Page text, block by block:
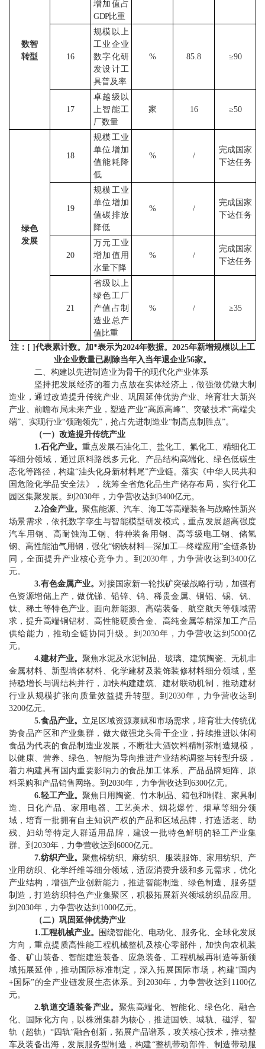
数智
转型
增加值占
GDP比重
16
规模以上
工业企业
数字化研
发设计工
具普及率
% 85.8 ≥90
17
卓越级以
上智能工
厂数量
家 16 ≥50
绿色
发展
18
规模工业
单位增加
值能耗降
低
% /
完成国家
下达任务
19
规模工业
单位增加
值碳排放
降低
% /
完成国家
下达任务
20
万元工业
增加值用
水量下降
% /
完成国家
下达任务
21
省级以上
绿色工厂
产值占制
造业总产
值比重
% / ≥35
注： [ ]代表累计数。加*表示为2024年数据。 2025年新增规模以上工
业企业数量已剔除当年入当年退企业56家。
二、 构建以先进制造业为骨干的现代化产业体系
坚持把发展经济的着力点放在实体经济上，做强做优做大制
造业，通过改造提升传统产业 、巩固延伸优势产业
培育壮大新兴
产业
前瞻布局未来产业，塑造产业“高原高峰”、突破技术“高端尖
端” 、实现行业“领跑领先” ，抢占先进制造业“制高点制胜点”。
（一）改造提升传统产业
1.石化产业。 重点发展石油化工、盐化工、氟化工、精细化工
等细分领域，通过原料路线多元化、产品结构高端化、绿色低碳生
态化等路径，构建“油头化身新材料尾”产业链。落实《中华人民共和
国危险化学品安全法》，统筹全省危化品生产储存布局，实行化工
园区集聚发展。到 2030年，力争营收达到 3400亿元。
2.冶金产业。 聚焦能源、汽车、海工等高端装备与战略性新兴
场景需求，依托数字孪生与智能模型研发模式，重点发展超高强度
汽车用钢、高耐蚀海工钢、特种装备用钢、高等级电工钢、储氢
钢、高性能油气用钢，强化“钢铁材料—深加工—终端应用”全链条协
同，全面提升产业核心竞争力。到 2030年，力争营收达到 3400亿
元。
3.有色金属产业。 对接国家新一轮找矿突破战略行动，加强有
色资源增储上产，做优锑、铅锌、钨、稀贵金属、铜铝、锡、钒、
钛、稀土等特色产业。面向新能源、高端装备、航空航天等领域需
求，提升高端铜铝材、高性能硬质合金、高纯金属等精深加工产品
供给能力，推动全链协同升级。到 2030年， 力争营收达到 5000亿
元。
4.建材产业。 聚焦水泥及水泥制品、玻璃、建筑陶瓷、无机非
金属材料、新型墙体材料、化学建材及装饰装修材料细分领域，坚
持稳增长与调结构并行，加快构建建筑、建材联动机制，推动建材
行业从规模扩张向质量效益提升转型。到 2030年， 力争营收达到
3200亿元。
5.食品产业。 立足区域资源禀赋和市场需求，培育壮大传统优
势食品产区和产业集群，做大做强龙头骨干企业，持续推进以休闲
食品为代表的食品制造业发展，不断壮大酒饮料精制茶制造规模，
以健康、营养、绿色、智能为导向推进产业结构调整与转型升级，
着力构建具有国内重要影响力的食品加工体系、产品品牌矩阵、原
料采购和产品销售网络。到 2030年，力争营收达到 6300亿元。
6.轻工产业。 聚焦日用陶瓷、竹木制品、箱包和制鞋、家具制
造、日化产品、家用电器、工艺美术、烟花爆竹、烟草等细分领
域，培育一批拥有自主知识产权的产品和区域品牌，打造适老
助
残
妇幼等特定人群适用品牌，建设一批特色鲜明的轻工产业集
群。到 2030年， 力争营收达到 6000亿元。
7.纺织产业。 聚焦棉纺织、麻纺织、服装服饰、家用纺织、产
业用纺织、化学纤维等细分领域，适应消费升级和多元需求， 优化
产业结构，增强产业创新能力，推进智能制造、绿色制造、服务型
制造，打造纺织特色产业集聚区，积极拓展新兴领域纺织品应用。
到 2030年， 力争营收达到 1000亿元。
（二） 巩固延伸优势产业
1.工程机械产业。
围绕智能化、电动化、服务化、全球化发展
方向，重点提质高性能工程机械整机及核心零部件，加快向农机装
备、矿山装备、智能建造装备、应急装备、工程机械再制造等新领
域拓展延伸，推动国际标准制定，深入拓展国际市场，构建“国内
+国际”的全产业链发展生态体系。到 2030年， 力争营收达到 1100亿
元。
2.轨道交通装备产业。 聚焦高端化、智能化、绿色化、融合
化、国际化方向，以株洲集群为核心，推进国铁、城轨、磁浮、智
轨（超轨） “四轨”融合创新，拓展产品谱系，攻关核心技术，推动整
车及装备出海，发展服务型制造，构建“整机带动部件、制造带动服